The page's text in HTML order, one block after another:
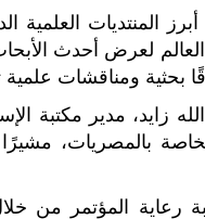
المنتديات
لعرض أحدث
ومناقشات علمية
زايد، مدير مكتبة
بالمصريات،
رعاية المؤتمر من